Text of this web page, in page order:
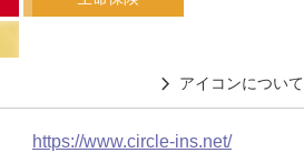
アイコンについて
https://www.circle-ins.net/